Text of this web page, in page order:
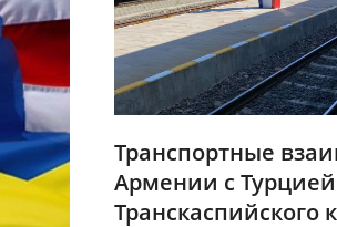
Транспортные
Армении с Турцией
Транскаспийского